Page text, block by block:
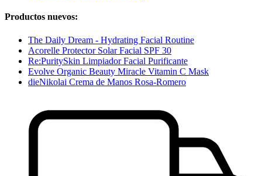
Productos nuevos:
The Daily Dream - Hydrating Facial Routine
Acorelle Protector Solar Facial SPF 30
Re:PuritySkin Limpiador Facial Purificante
Evolve Organic Beauty Miracle Vitamin C Mask
dieNikolai Crema de Manos Rosa-Romero